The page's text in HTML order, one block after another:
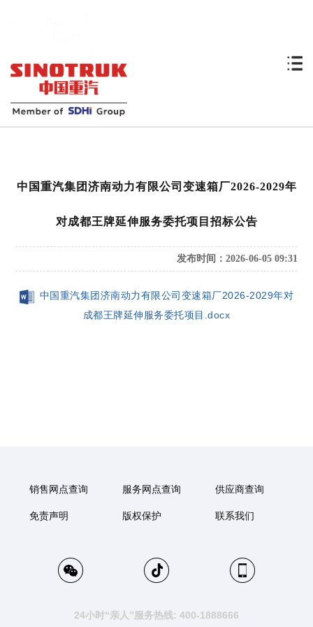
中国重汽集团济南动力有限公司变速箱厂2026-2029年
对成都王牌延伸服务委托项目招标公告
发布时间：2026-06-05 09:31
中国重汽集团济南动力有限公司变速箱厂2026-2029年对
成都王牌延伸服务委托项目.docx
销售网点查询 服务网点查询 供应商查询
免责声明 版权保护 联系我们
24小时“亲人”服务热线: 400-1888666